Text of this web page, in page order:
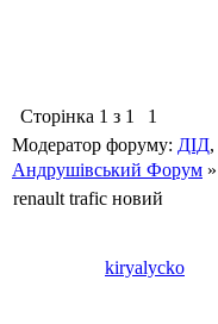
Сторінка 1 з 1
1
Модератор форуму: ДІД,
Андрушівський Форум »
renault trafic новий
kiryalycko